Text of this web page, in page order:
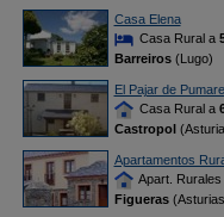
Casa Elena
Casa Rural a
Barreiros(Lugo)
El Pajar de
Casa Rural a
Castropol
Apartamentos
Apart. Rurales
Figueras